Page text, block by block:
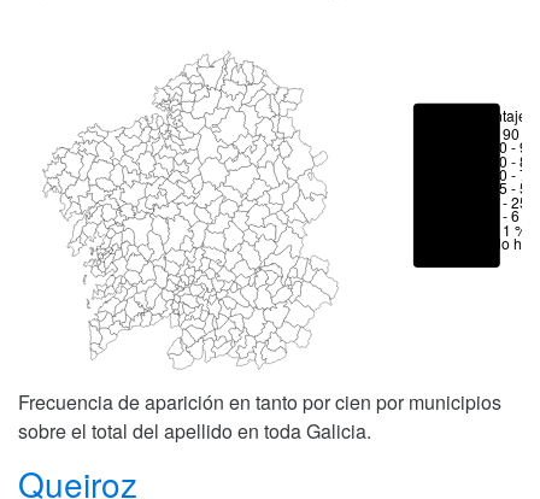
Porcentajes
> 90 %
80 -
70 -
50 -
25 -
6 - 25
1 - 6 %
< 1 %
No hay
Frecuencia de aparición en tanto por cien por municipios
sobre el total del apellido en toda Galicia.
Queiroz